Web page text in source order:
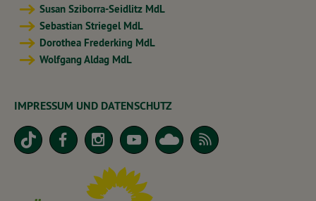
Susan Sziborra-Seidlitz MdL
Sebastian Striegel MdL
Dorothea Frederking MdL
Wolfgang Aldag MdL
IMPRESSUM UND DATENSCHUTZ